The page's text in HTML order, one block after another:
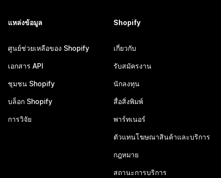
แหล่งข้อมูล
ศูนย์ช่วยเหลือของ Shopify
เอกสาร API
ชุมชน Shopify
บล็อก Shopify
การวิจัย
Shopify
เกี่ยวกับ
รับสมัครงาน
นักลงทุน
สื่อสิ่งพิมพ์
พาร์ทเนอร์
ตัวแทนโฆษณาสินค้าและบริการ
กฎหมาย
สถานะการบริการ